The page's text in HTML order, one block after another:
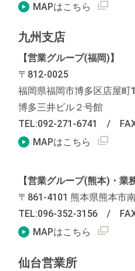
MAPはこちら
九州支店
【営業グループ(福岡)】
〒812-0025
福岡県福岡市博多区店屋町
博多三井ビル２号館
TEL:092-271-6741
/
MAPはこちら
【営業グループ(熊本)・業
〒861-4101 熊本県熊本市
TEL:096-352-3156
/
MAPはこちら
仙台営業所